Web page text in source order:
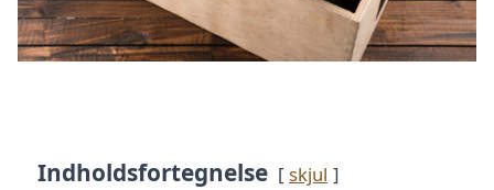
Indholdsfortegnelse skjul